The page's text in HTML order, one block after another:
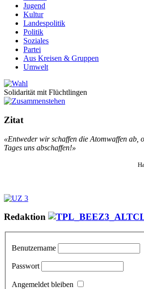
Jugend
Kultur
Landespolitik
Politik
Soziales
Partei
Aus Kreisen & Gruppen
Umwelt
Solidarität mit Flüchtlingen
Zitat
«Entweder wir schaffen die Atomwaffen ab,
Tages uns abschaffen!»
Redaktion
Benutzername
Passwort
Angemeldet bleiben